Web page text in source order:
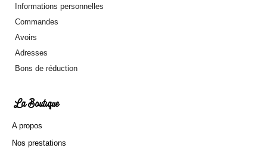
Informations personnelles
Commandes
Avoirs
Adresses
Bons de réduction
La Boutique
A propos
Nos prestations